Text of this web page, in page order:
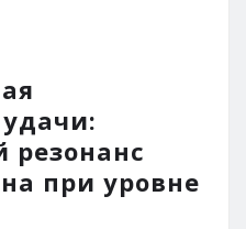
резонанс
при уровне